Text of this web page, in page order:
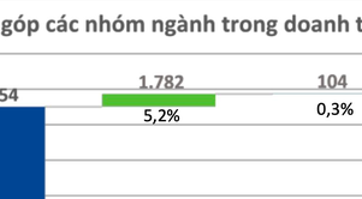
Công thức món ăn
Sức Khỏe – Làm đẹp